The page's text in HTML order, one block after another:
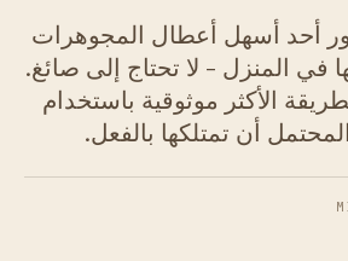
أحد أسهل أعطال المجوهرات
في المنزل - لا تحتاج إلى صائغ.
الأكثر موثوقية باستخدام
أن تمتلكها بالفعل.